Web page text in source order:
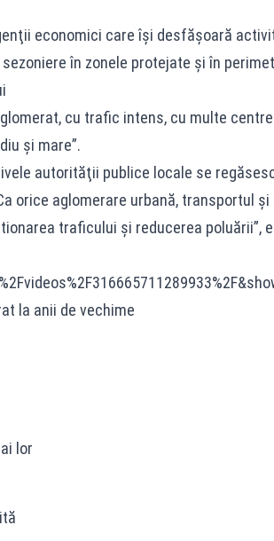
economici care îşi desfăşoară
în zonele protejate şi în
cu trafic intens, cu multe
şi mare”.
autorităţii publice locale se
orice aglomerare urbană, transportul
traficului şi reducerea poluării”,
la anii de vechime
lor